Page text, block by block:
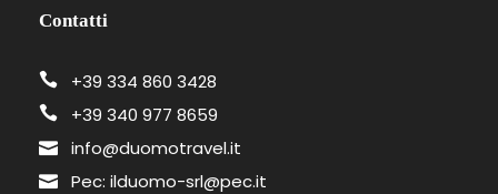
Contatti
+39 334 860 3428
+39 340 977 8659
info@duomotravel.it
Pec: ilduomo-srl@pec.it